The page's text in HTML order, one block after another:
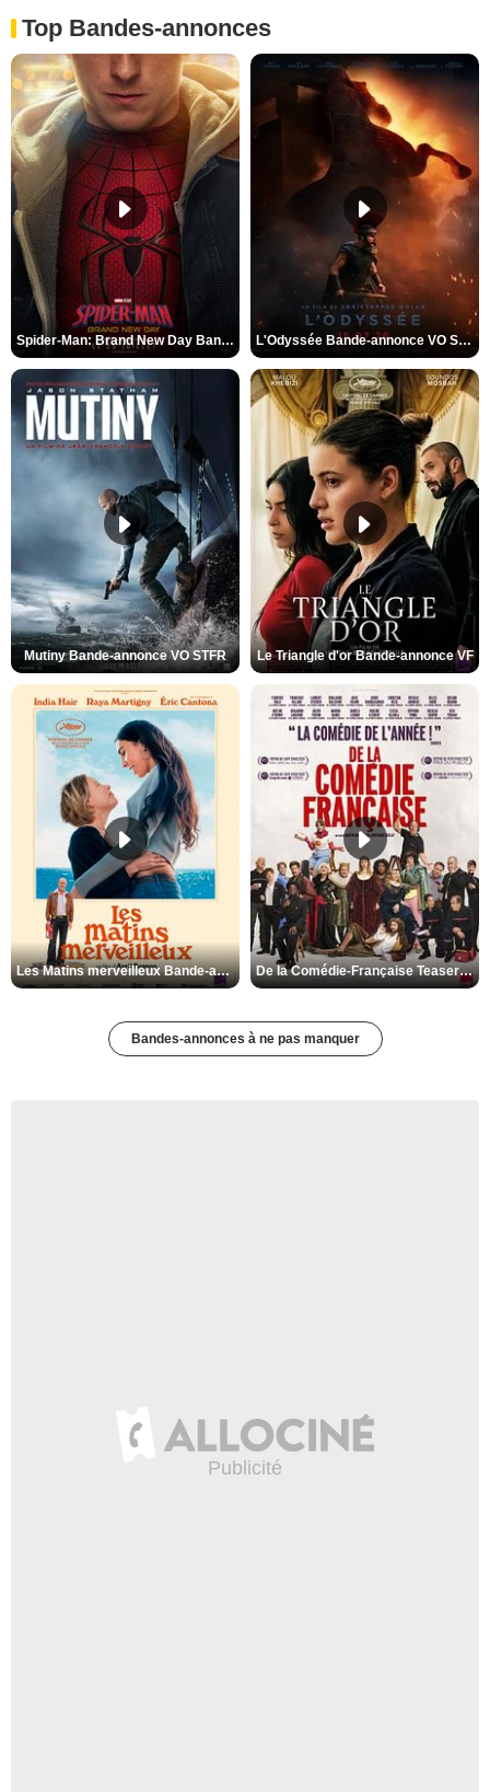
Top Bandes-annonces
Spider-Man: Brand New Day Bande-annonce VO STFR L'Odyssée Bande-annonce VO STFR
Mutiny Bande-annonce VO STFR Le Triangle d'or Bande-annonce VF
Les Matins merveilleux Bande-annonce VF De la Comédie-Française Teaser VF
Bandes-annonces à ne pas manquer